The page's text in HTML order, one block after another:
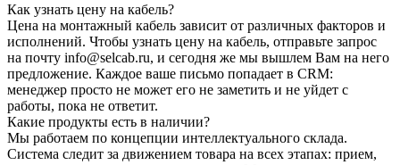
Как узнать цену на кабель?
Цена на монтажный кабель зависит от различных факторов и
исполнений. Чтобы узнать цену на кабель, отправьте запрос
на почту info@selcab.ru, и сегодня же мы вышлем Вам на него
предложение. Каждое ваше письмо попадает в CRM:
менеджер просто не может его не заметить и не уйдет с
работы, пока не ответит.
Какие продукты есть в наличии?
Мы работаем по концепции интеллектуального склада.
Система следит за движением товара на всех этапах: прием,